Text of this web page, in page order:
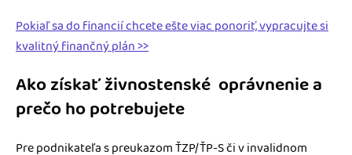
Pokiaľ sa do financií chcete ešte viac ponoriť, vypracujte si
kvalitný finančný plán >>
Ako získať živnostenské oprávnenie a
prečo ho potrebujete
Pre podnikateľa s preukazom ŤZP/ŤP-S či v invalidnom